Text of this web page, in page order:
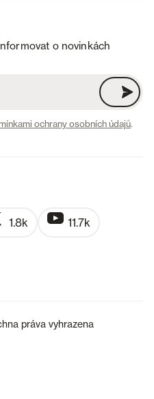
o novinkách
ochrany osobních údajů.
1.8k 11.7k
práva vyhrazena